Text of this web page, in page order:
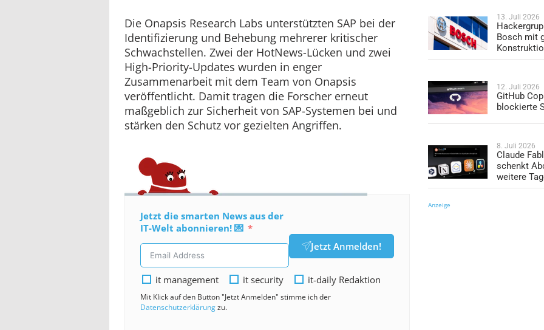
Die Onapsis Research Labs unterstützten SAP bei der
Identifizierung und Behebung mehrerer kritischer
Schwachstellen. Zwei der HotNews-Lücken und zwei
High-Priority-Updates wurden in enger
Zusammenarbeit mit dem Team von Onapsis
veröffentlicht. Damit tragen die Forscher erneut
maßgeblich zur Sicherheit von SAP-Systemen bei und
stärken den Schutz vor gezielten Angriffen.
Jetzt die smarten News aus der
IT-Welt abonnieren! 💌
Jetzt Anmelden!
it management it security it-daily Redaktion
Mit Klick auf den Button "Jetzt Anmelden" stimme ich der
Datenschutzerklärungzu.
13. Juli 2026
Bosch mit
12. Juli 2026
GitHub
blockierte
8. Juli 2026
Claude
schenkt
weitere
Anzeige